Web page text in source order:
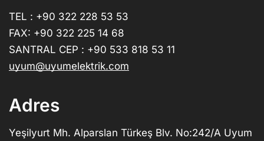
TEL : +90 322 228 53 53
FAX: +90 322 225 14 68
SANTRAL CEP : +90 533 818 53 11
uyum@uyumelektrik.com
Adres
Yeşilyurt Mh. Alparslan Türkeş Blv. No:242/A Uyum